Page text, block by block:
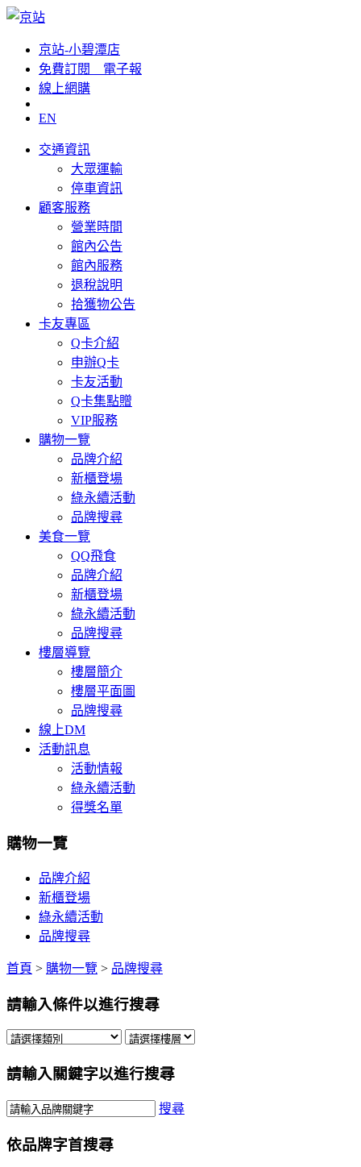
京站-小碧潭店
免費訂閱__電子報
線上網購
EN
交通資訊
大眾運輸
停車資訊
顧客服務
營業時間
館內公告
館內服務
退稅說明
拾獲物公告
卡友專區
Q卡介紹
申辦Q卡
卡友活動
Q卡集點贈
VIP服務
購物一覽
品牌介紹
新櫃登場
綠永續活動
品牌搜尋
美食一覽
QQ飛食
品牌介紹
新櫃登場
綠永續活動
品牌搜尋
樓層導覽
樓層簡介
樓層平面圖
品牌搜尋
線上DM
活動訊息
活動情報
綠永續活動
得獎名單
購物一覽
品牌介紹
新櫃登場
綠永續活動
品牌搜尋
首頁 > 購物一覽 > 品牌搜尋
請輸入條件以進行搜尋
請輸入關鍵字以進行搜尋
搜尋
依品牌字首搜尋